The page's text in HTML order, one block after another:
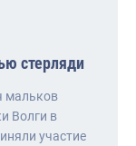
стерляди
мальков
Волги в
участие